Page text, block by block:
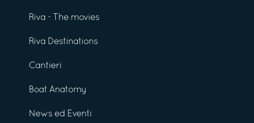
Riva - The movies
Riva Destinations
Cantieri
Boat Anatomy
News ed Eventi